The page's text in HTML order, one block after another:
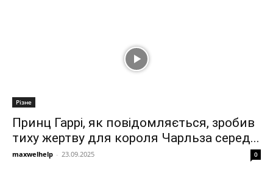
Різне
Принц Гаррі, як повідомляється, зробив
тиху жертву для короля Чарльза серед...
maxwelhelp - 23.09.2025 0